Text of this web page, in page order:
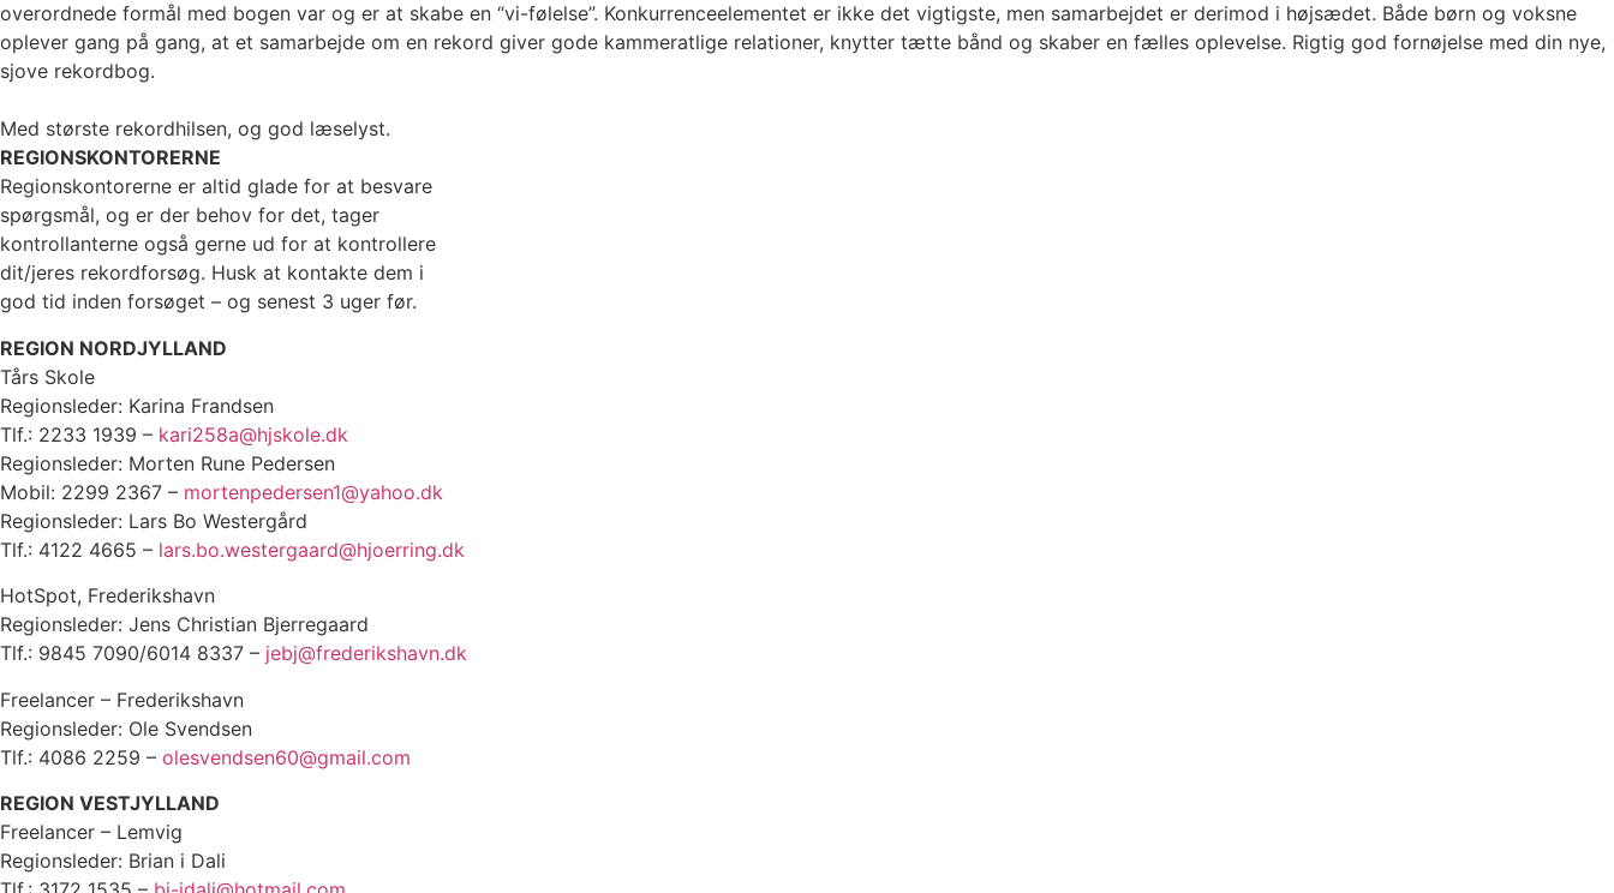
overordnede formål med bogen var og er at skabe en “vi-følelse”. Konkurrenceelementet er ikke det vigtigste, men samarbejdet er derimod i højsædet. Både børn og voksne
oplever gang på gang, at et samarbejde om en rekord giver gode kammeratlige relationer, knytter tætte bånd og skaber en fælles oplevelse. Rigtig god fornøjelse med din nye,
sjove rekordbog.
Med største rekordhilsen, og god læselyst.
REGIONSKONTORERNE
Regionskontorerne er altid glade for at besvare
spørgsmål, og er der behov for det, tager
kontrollanterne også gerne ud for at kontrollere
dit/jeres rekordforsøg. Husk at kontakte dem i
god tid inden forsøget – og senest 3 uger før.
REGION NORDJYLLAND
Tårs Skole
Regionsleder: Karina Frandsen
Tlf.: 2233 1939 – kari258a@hjskole.dk
Regionsleder: Morten Rune Pedersen
Mobil: 2299 2367 – mortenpedersen1@yahoo.dk
Regionsleder: Lars Bo Westergård
Tlf.: 4122 4665 – lars.bo.westergaard@hjoerring.dk
HotSpot, Frederikshavn
Regionsleder: Jens Christian Bjerregaard
Tlf.: 9845 7090/6014 8337 – jebj@frederikshavn.dk
Freelancer – Frederikshavn
Regionsleder: Ole Svendsen
Tlf.: 4086 2259 – olesvendsen60@gmail.com
REGION VESTJYLLAND
Freelancer – Lemvig
Regionsleder: Brian i Dali